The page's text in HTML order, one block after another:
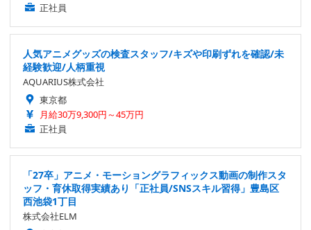
正社員
人気アニメグッズの検査スタッフ/キズや印刷ずれを確認/未
経験歓迎/人柄重視
AQUARIUS株式会社
東京都
月給30万9,300円～45万円
正社員
「27卒」アニメ・モーショングラフィックス動画の制作スタ
ッフ・育休取得実績あり「正社員/SNSスキル習得」豊島区
西池袋1丁目
株式会社ELM